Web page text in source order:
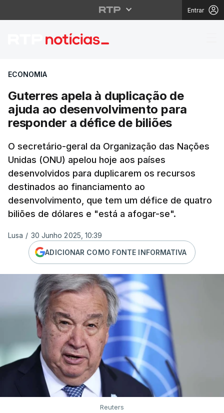
Entrar
Guterres apela à
ECONOMIA
Guterres apela à duplicação de
ajuda ao desenvolvimento para
responder a défice de biliões
O secretário-geral da Organização das Nações
Unidas (ONU) apelou hoje aos países
desenvolvidos para duplicarem os recursos
destinados ao financiamento ao
desenvolvimento, que tem um défice de quatro
biliões de dólares e "está a afogar-se".
Lusa / 30 Junho 2025, 10:39
ADICIONAR COMO FONTE INFORMATIVA
Reuters